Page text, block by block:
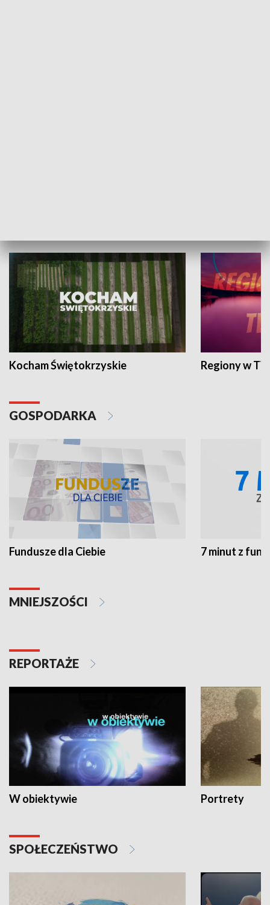
Kocham Świętokrzyskie Regiony w
GOSPODARKA
Fundusze dla Ciebie 7 minut z
MNIEJSZOŚCI
REPORTAŻE
W obiektywie Portrety
SPOŁECZEŃSTWO